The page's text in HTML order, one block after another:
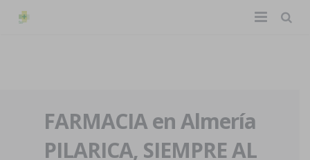
La farmacia
Nuestra historia
Eventos
FARMACIA en Almería
PILARICA, SIEMPRE AL